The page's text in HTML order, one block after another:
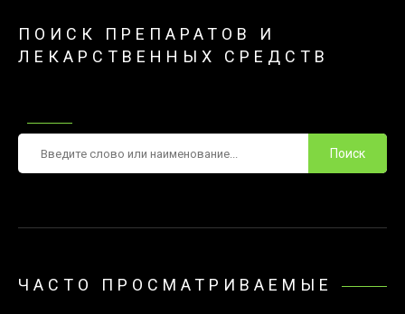
ПОИСК ПРЕПАРАТОВ И
ЛЕКАРСТВЕННЫХ СРЕДСТВ
ЧАСТО ПРОСМАТРИВАЕМЫЕ